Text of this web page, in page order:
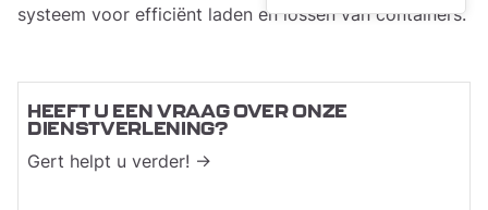
systeem voor efficiënt laden en lossen van containers.
HEEFT U EEN VRAAG OVER ONZE
DIENSTVERLENING?
Gert helpt u verder! →